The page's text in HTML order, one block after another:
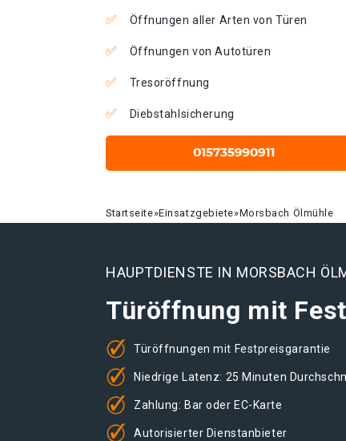
Öffnungen aller Arten von Türen
Öffnungen von Autotüren
Tresoröffnung
Diebstahlsicherung
Startseite»Einsatzgebiete»Morsbach Ölmühle
HAUPTDIENSTE IN MORSBACH
Türöffnung mit
Türöffnungen mit Festpreisgarantie
Niedrige Latenz: 25 Minuten
Zahlung: Bar oder EC-Karte
Autorisierter Dienstanbieter